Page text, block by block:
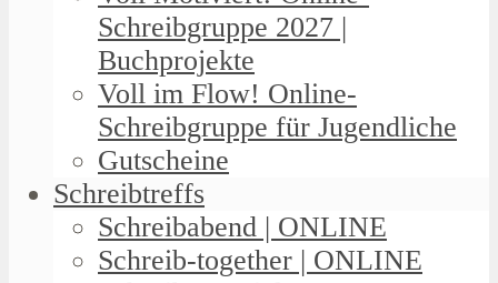
Schreibgruppe 2027 |
Buchprojekte
Voll im Flow! Online-
Schreibgruppe für Jugendliche
Gutscheine
Schreibtreffs
Schreibabend | ONLINE
Schreib-together | ONLINE